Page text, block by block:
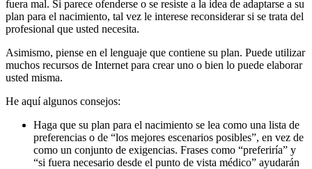
fuera mal. Si parece ofenderse o se resiste a la idea de adaptarse a su
plan para el nacimiento, tal vez le interese reconsiderar si se trata del
profesional que usted necesita.
Asimismo, piense en el lenguaje que contiene su plan. Puede utilizar
muchos recursos de Internet para crear uno o bien lo puede elaborar
usted misma.
He aquí algunos consejos:
Haga que su plan para el nacimiento se lea como una lista de
preferencias o de “los mejores escenarios posibles”, en vez de
como un conjunto de exigencias. Frases como “preferiría” y
“si fuera necesario desde el punto de vista médico” ayudarán